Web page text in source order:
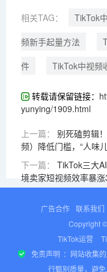
相关TAG： TikTok
频新手起量方法
件
TikTok中视频
转载请保留链接：
yunying/1909.html
上一篇：
别死磕剪辑
频）降低门槛，“人味
下一篇：
TikTok三大
境卖家短视频效率暴
广告合作 联系我们
Copyright
TikTok运营
免责声明 ：网站收集
行甄别质量，避